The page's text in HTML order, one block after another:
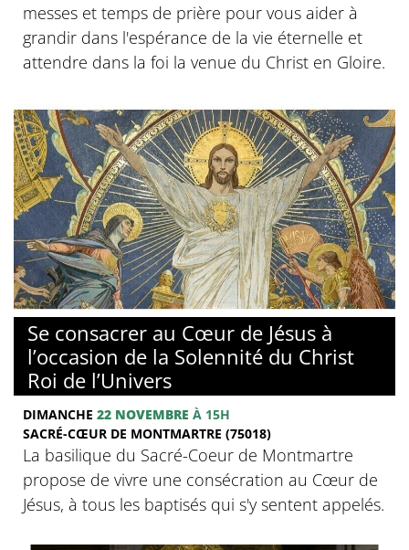
messes et temps de prière pour vous aider à
grandir dans l'espérance de la vie éternelle et
attendre dans la foi la venue du Christ en Gloire.
© Basilique du Sacré-Coeur de Montmartre
Se consacrer au Cœur de Jésus à
l’occasion de la Solennité du Christ
Roi de l’Univers
DIMANCHE 22 NOVEMBRE À 15H
SACRÉ-CŒUR DE MONTMARTRE (75018)
La basilique du Sacré-Coeur de Montmartre
propose de vivre une consécration au Cœur de
Jésus, à tous les baptisés qui s'y sentent appelés.